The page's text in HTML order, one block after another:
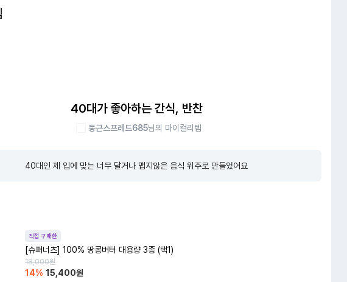
40대가 좋아하는 간식, 반찬
둥근스프레드685님의 마이컬리템
40대인 제 입에 맞는 너무 달거나 맵지않은 음식 위주로 만들었어요
직접 구매한
[슈퍼너츠] 100% 땅콩버터 대용량 3종 (택1)
18,000원
14% 15,400원